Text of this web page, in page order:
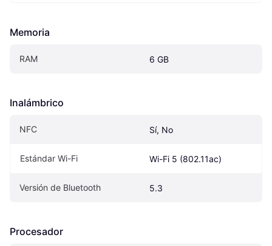
Memoria
RAM 6 GB
Inalámbrico
NFC Sí, No
Estándar Wi-Fi Wi-Fi 5 (802.11ac)
Versión de Bluetooth 5.3
Procesador